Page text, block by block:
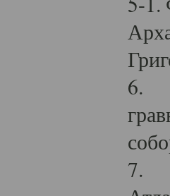
6.
7.